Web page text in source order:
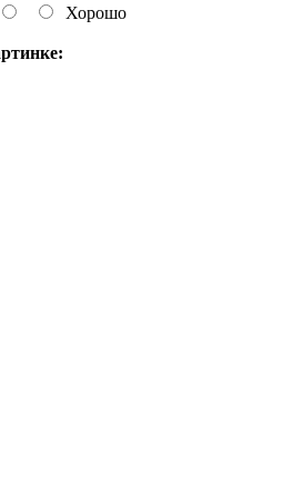
Хорошо